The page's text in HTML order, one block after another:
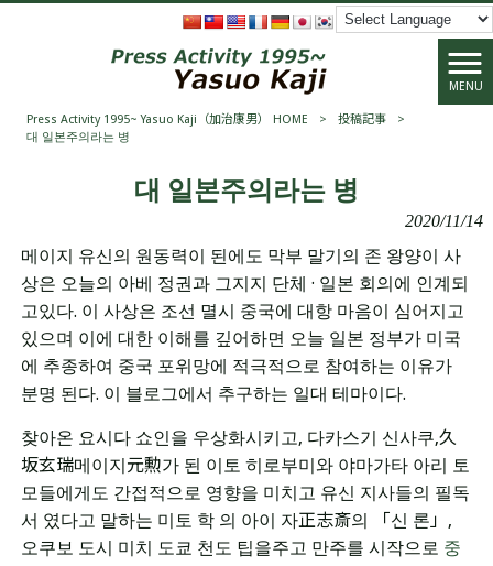
MENU
Press Activity 1995~ Yasuo Kaji（加治康男） HOME > 投稿記事
>
대 일본주의라는 병
대 일본주의라는 병
2020/11/14
메이지 유신의 원동력이 된에도 막부 말기의 존 왕양이 사
상은 오늘의 아베 정권과 그지지 단체 · 일본 회의에 인계되
고있다. 이 사상은 조선 멸시 중국에 대항 마음이 심어지고
있으며 이에 대한 이해를 깊어하면 오늘 일본 정부가 미국
에 추종하여 중국 포위망에 적극적으로 참여하는 이유가
분명 된다. 이 블로그에서 추구하는 일대 테마이다.
찾아온 요시다 쇼인을 우상화시키고, 다카스기 신사쿠,久
坂玄瑞메이지元勲가 된 이토 히로부미와 야마가타 아리 토
모들에게도 간접적으로 영향을 미치고 유신 지사들의 필독
서 였다고 말하는 미토 학 의 아이 자正志斎의 「신 론」 ,
오쿠보 도시 미치 도쿄 천도 팁을주고 만주를 시작으로 중